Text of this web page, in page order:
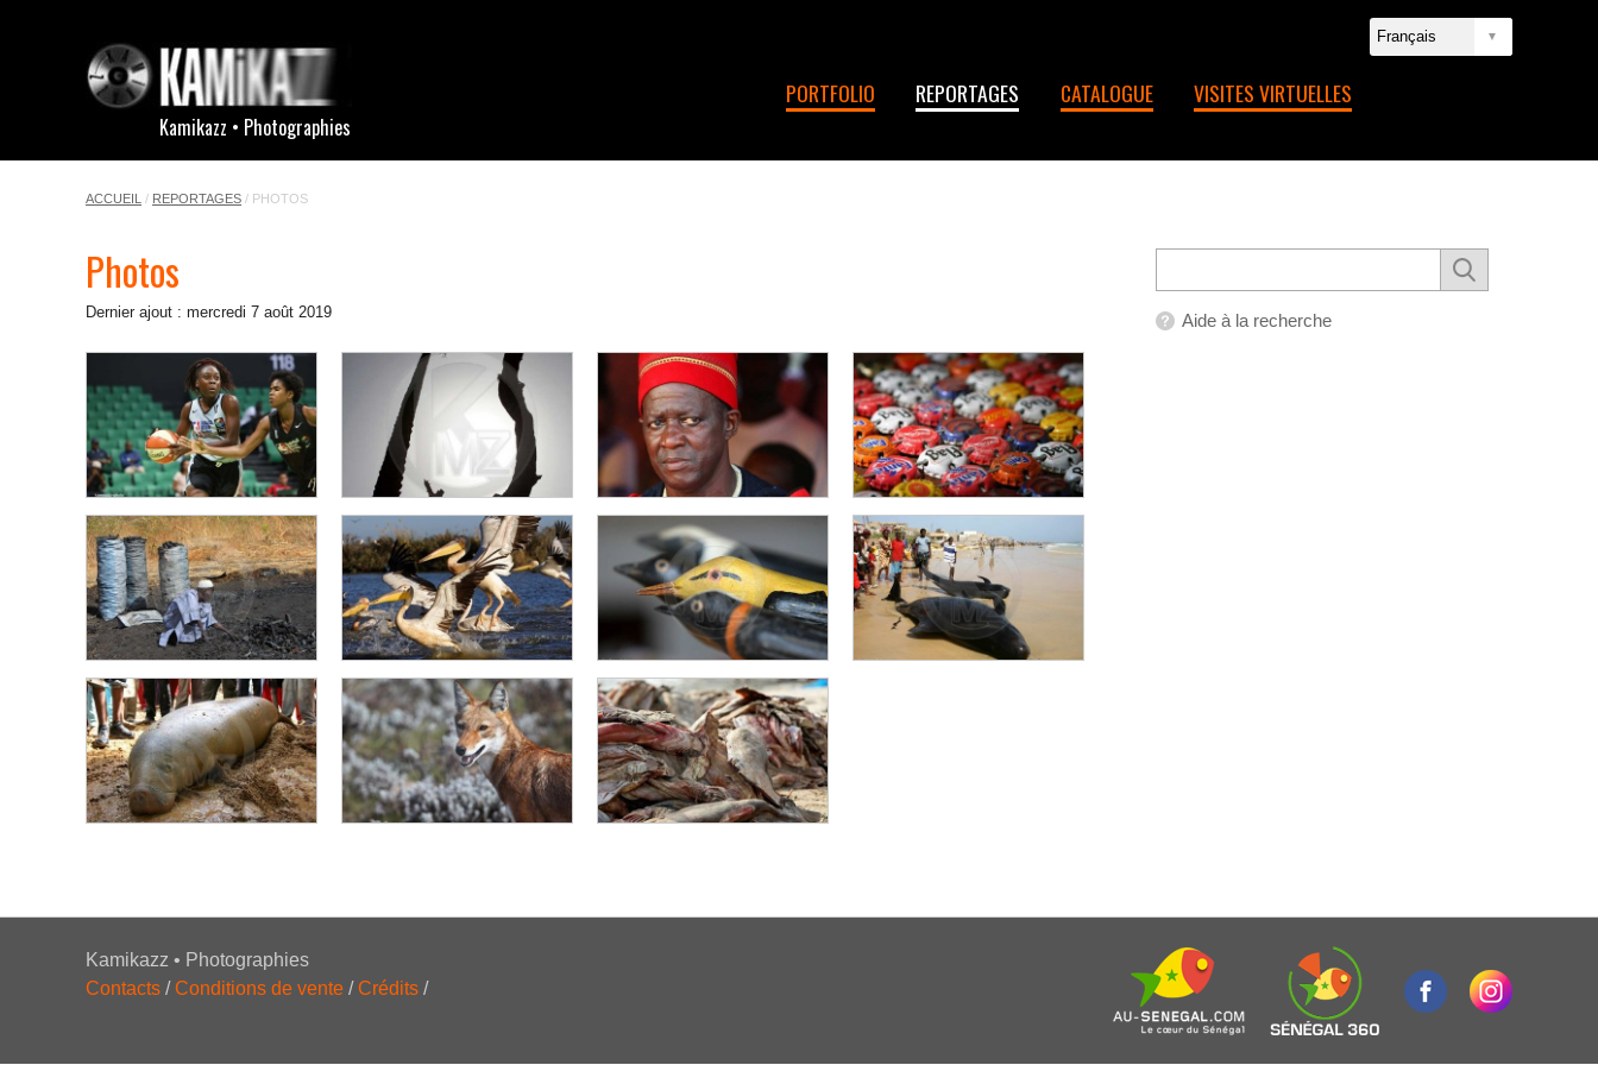
Kamikazz • Photographies
PORTFOLIO REPORTAGES CATALOGUE VISITES VIRTUELLES
ACCUEIL / REPORTAGES / PHOTOS
Photos
Dernier ajout : mercredi 7 août 2019
Basketball Without
Borders Afrique
Déforestation à
Kafountine - La forêt
assassinée
Casamance - Fête royale
de Oussouye -
Humeubeul
Art de la récupération et
du recyclage
Production de charbon de
bois dans la région de
Kaolack
Parc national du Djoudj
Mathias Diatta l’homme
aux oiseaux
Aide à la recherche
Kamikazz • Photographies
Contacts /Conditions de vente /Crédits /